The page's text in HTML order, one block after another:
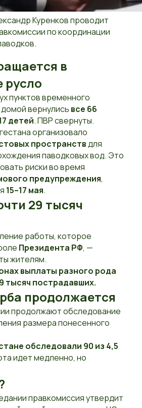
Куренков проводит
по координации
в
русло
пунктов временного
вернулись все 66
детей. ПВР свернуты.
организовало
пространствдля
паводковых вод. Это
риски во время
предупреждения,
15–17 мая.
29 тысяч
работы, которое
Президента РФ, —
жителям.
выплаты разного рода
тысяч пострадавших.
продолжается
продолжают обследование
размера понесенного
обследовали 90 из 4,5
идет медленно, но
правкомиссия утвердит